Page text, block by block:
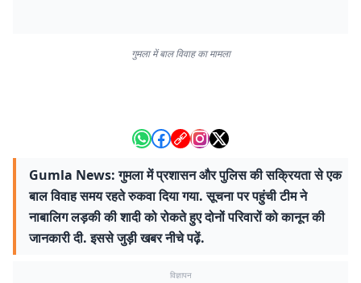
गुमला में बाल विवाह का मामला
Gumla News: गुमला में प्रशासन और पुलिस की सक्रियता से एक
बाल विवाह समय रहते रुकवा दिया गया. सूचना पर पहुंची टीम ने
नाबालिग लड़की की शादी को रोकते हुए दोनों परिवारों को कानून की
जानकारी दी. इससे जुड़ी खबर नीचे पढ़ें.
विज्ञापन